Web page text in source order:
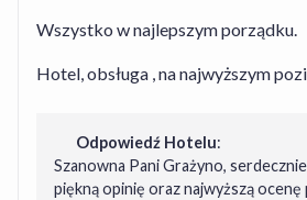
Wszystko w najlepszym porządku.
Hotel, obsługa , na najwyższym
Odpowiedź Hotelu:
Szanowna Pani Grażyno,
piękną opinię oraz najwyższą